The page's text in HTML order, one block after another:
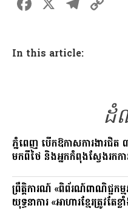
ce
b gr
n
k
In this article:
ដំ
ភ្នំពេញ បើកឱកាសការងារជិ
មកពីថៃ និងអ្នកកំពុងស្វែងរកការ
ព្រឹត្តិការណ៍ «ពិព័រណ៍ពាណិជ្ជកម្
យុទ្ធនាការ «អាហារខ្មែរត្រូវតែខ្ល